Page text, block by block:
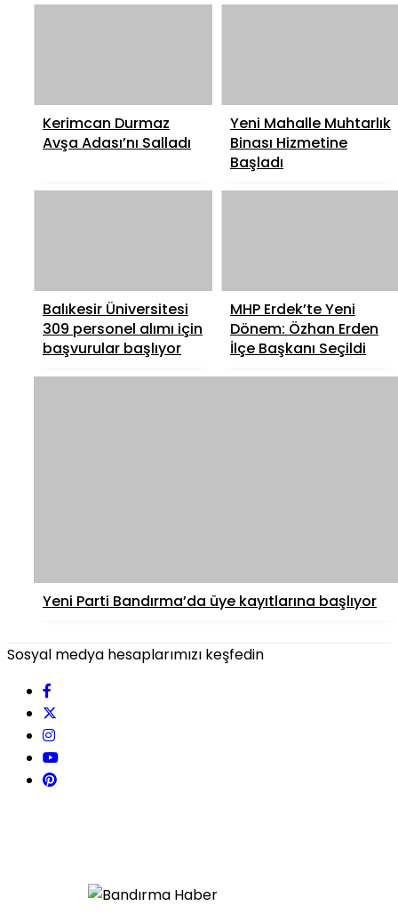
Kerimcan Durmaz
Avşa Adası’nı Salladı
Yeni Mahalle Muhtarlık
Binası Hizmetine
Başladı
Balıkesir Üniversitesi
309 personel alımı için
başvurular başlıyor
MHP Erdek’te Yeni
Dönem: Özhan Erden
İlçe Başkanı Seçildi
Yeni Parti Bandırma’da üye kayıtlarına başlıyor
Sosyal medya hesaplarımızı keşfedin